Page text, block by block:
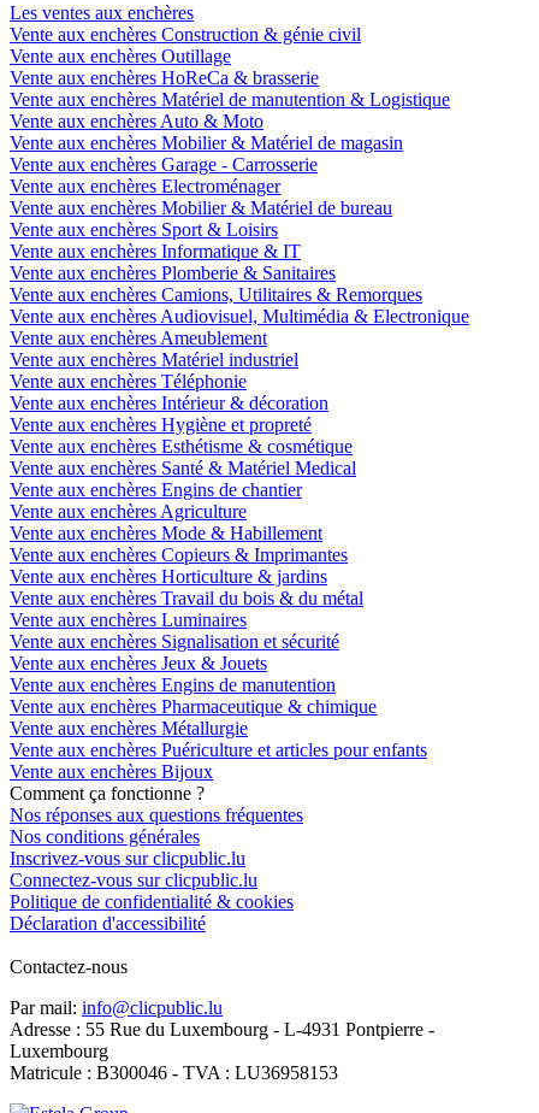
Les ventes aux enchères
Vente aux enchères Construction & génie civil
Vente aux enchères Outillage
Vente aux enchères HoReCa & brasserie
Vente aux enchères Matériel de manutention & Logistique
Vente aux enchères Auto & Moto
Vente aux enchères Mobilier & Matériel de magasin
Vente aux enchères Garage - Carrosserie
Vente aux enchères Electroménager
Vente aux enchères Mobilier & Matériel de bureau
Vente aux enchères Sport & Loisirs
Vente aux enchères Informatique & IT
Vente aux enchères Plomberie & Sanitaires
Vente aux enchères Camions, Utilitaires & Remorques
Vente aux enchères Audiovisuel, Multimédia & Electronique
Vente aux enchères Ameublement
Vente aux enchères Matériel industriel
Vente aux enchères Téléphonie
Vente aux enchères Intérieur & décoration
Vente aux enchères Hygiène et propreté
Vente aux enchères Esthétisme & cosmétique
Vente aux enchères Santé & Matériel Medical
Vente aux enchères Engins de chantier
Vente aux enchères Agriculture
Vente aux enchères Mode & Habillement
Vente aux enchères Copieurs & Imprimantes
Vente aux enchères Horticulture & jardins
Vente aux enchères Travail du bois & du métal
Vente aux enchères Luminaires
Vente aux enchères Signalisation et sécurité
Vente aux enchères Jeux & Jouets
Vente aux enchères Engins de manutention
Vente aux enchères Pharmaceutique & chimique
Vente aux enchères Métallurgie
Vente aux enchères Puériculture et articles pour enfants
Vente aux enchères Bijoux
Comment ça fonctionne ?
Nos réponses aux questions fréquentes
Nos conditions générales
Inscrivez-vous sur clicpublic.lu
Connectez-vous sur clicpublic.lu
Politique de confidentialité & cookies
Déclaration d'accessibilité
Contactez-nous
Par mail: info@clicpublic.lu
Adresse : 55 Rue du Luxembourg - L-4931 Pontpierre -
Luxembourg
Matricule : B300046 - TVA : LU36958153